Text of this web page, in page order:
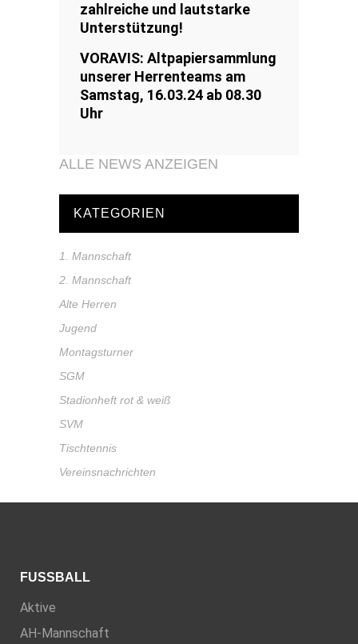
zahlreiche und lautstarke
Unterstützung!
VORAVIS: Altpapiersammlung
unserer Herrenteams am
Samstag, 16.03.24 ab 08.30
Uhr
ALLE NEWS ANZEIGEN
KATEGORIEN
1. Mannschaft
2. Mannschaft
Alte Herren
Jugend
Montagsturner
SGM
Stadionheft rot & weiß
SVM
Tischtennis
Vereinsnachrichten
FUSSBALL
Aktive
AH-Mannschaft